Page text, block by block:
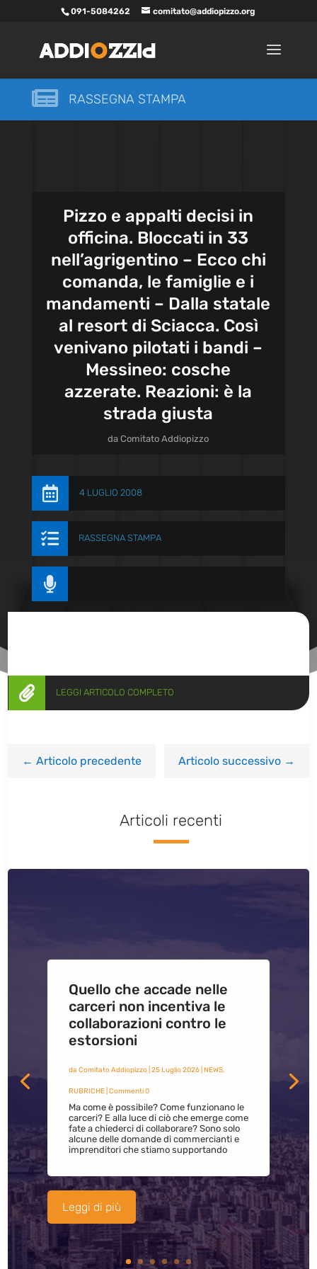
091-5084262 comitato@addiopizzo.org
 RASSEGNA STAMPA
Pizzo e appalti decisi in
officina. Bloccati in 33
nell’agrigentino – Ecco chi
comanda, le famiglie e i
mandamenti – Dalla statale
al resort di Sciacca. Così
venivano pilotati i bandi –
Messineo: cosche
azzerate. Reazioni: è la
strada giusta
daComitato Addiopizzo
 4 LUGLIO 2008
 RASSEGNA STAMPA

 LEGGI ARTICOLO COMPLETO
←Articolo precedente Articolo successivo→
Articoli recenti
Quello che accade nelle
carceri non incentiva le
collaborazioni contro le
estorsioni
da Comitato Addiopizzo| 25 Luglio 2026| NEWS,
RUBRICHE| Commenti 0
Ma come è possibile? Come funzionano le
carceri? E alla luce di ciò che emerge come
fate a chiederci di collaborare? Sono solo
alcune delle domande di commercianti e
imprenditori che stiamo supportando
Leggi di più